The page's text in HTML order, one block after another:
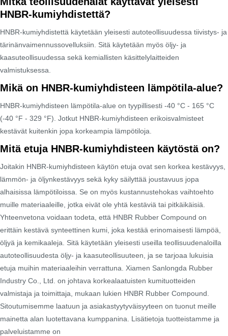
HNBR-kumiyhdistettä?
HNBR-kumiyhdistettä käytetään yleisesti autoteollisuudessa tiivistys- ja
tärinänvaimennussovelluksiin. Sitä käytetään myös öljy- ja
kaasuteollisuudessa sekä kemiallisten käsittelylaitteiden
valmistuksessa.
Mikä on HNBR-kumiyhdisteen lämpötila-alue?
HNBR-kumiyhdisteen lämpötila-alue on tyypillisesti -40 °C - 165 °C
(-40 °F - 329 °F). Jotkut HNBR-kumiyhdisteen erikoisvalmisteet
kestävät kuitenkin jopa korkeampia lämpötiloja.
Mitä etuja HNBR-kumiyhdisteen käytöstä on?
Joitakin HNBR-kumiyhdisteen käytön etuja ovat sen korkea kestävyys,
lämmön- ja öljynkestävyys sekä kyky säilyttää joustavuus jopa
alhaisissa lämpötiloissa. Se on myös kustannustehokas vaihtoehto
muille materiaaleille, jotka eivät ole yhtä kestäviä tai pitkäikäisiä.
Yhteenvetona voidaan todeta, että HNBR Rubber Compound on
erittäin kestävä synteettinen kumi, joka kestää erinomaisesti lämpöä,
öljyä ja kemikaaleja. Sitä käytetään yleisesti useilla teollisuudenaloilla
autoteollisuudesta öljy- ja kaasuteollisuuteen, ja se tarjoaa lukuisia
etuja muihin materiaaleihin verrattuna. Xiamen Sanlongda Rubber
Industry Co., Ltd. on johtava korkealaatuisten kumituotteiden
valmistaja ja toimittaja, mukaan lukien HNBR Rubber Compound.
Sitoutumisemme laatuun ja asiakastyytyväisyyteen on tuonut meille
mainetta alan luotettavana kumppanina. Lisätietoja tuotteistamme ja
palveluistamme on